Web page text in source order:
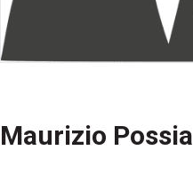
Maurizio Possia